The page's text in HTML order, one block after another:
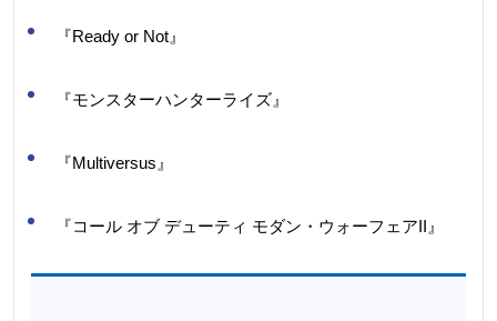
『Ready or Not』
『モンスターハンターライズ』
『Multiversus』
『コール オブ デューティ モダン・ウォーフェアII』